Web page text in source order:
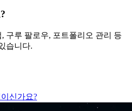
구루 팔로우, 포트폴리오 관리 등
습니다.
신가요?